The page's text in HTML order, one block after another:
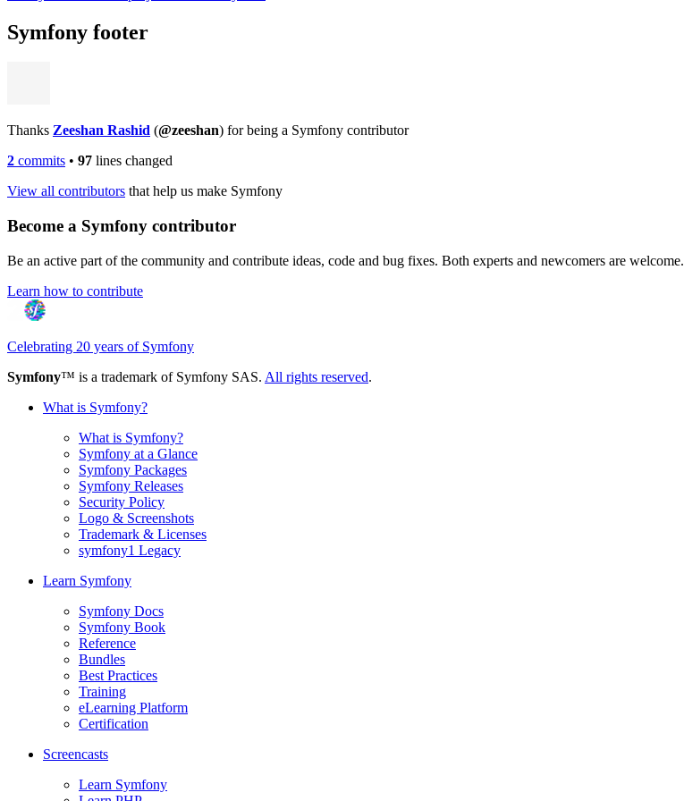
Symfony footer
Thanks Zeeshan Rashid (@zeeshan) for being a Symfony contributor
2 commits • 97 lines changed
View all contributors that help us make Symfony
Become a Symfony contributor
Be an active part of the community and contribute ideas, code and bug fixes. Both experts and newcomers are welcome.
Learn how to contribute
Celebrating 20 years of Symfony
Symfony™ is a trademark of Symfony SAS. All rights reserved.
What is Symfony?
What is Symfony?
Symfony at a Glance
Symfony Packages
Symfony Releases
Security Policy
Logo & Screenshots
Trademark & Licenses
symfony1 Legacy
Learn Symfony
Symfony Docs
Symfony Book
Reference
Bundles
Best Practices
Training
eLearning Platform
Certification
Screencasts
Learn Symfony